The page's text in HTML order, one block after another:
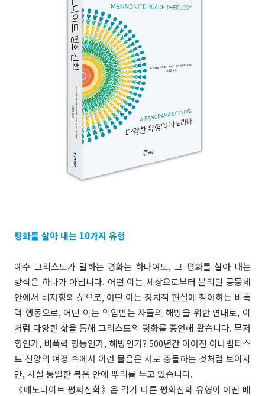
평화를 살아 내는 10가지 유형
예수 그리스도가 말하는 평화는 하나여도, 그 평화를 살아 내는
방식은 하나가 아닙니다. 어떤 이는 세상으로부터 분리된 공동체
안에서 비저항의 삶으로, 어떤 이는 정치적 현실에 참여하는 비폭
력 행동으로, 어떤 이는 억압받는 자들의 해방을 위한 연대로, 이
처럼 다양한 삶을 통해 그리스도의 평화를 증언해 왔습니다. 무저
항인가, 비폭력 행동인가, 해방인가? 500년간 이어진 아나뱁티스
트 신앙의 여정 속에서 이런 물음은 서로 충돌하는 것처럼 보이지
만, 사실 동일한 복음 안에 뿌리를 두고 있습니다.
《메노나이트 평화신학》은 각기 다른 평화신학 유형이 어떤 배